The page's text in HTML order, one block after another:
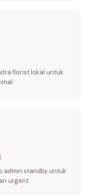
florist lokal untuk
admin standby untuk
urgent.